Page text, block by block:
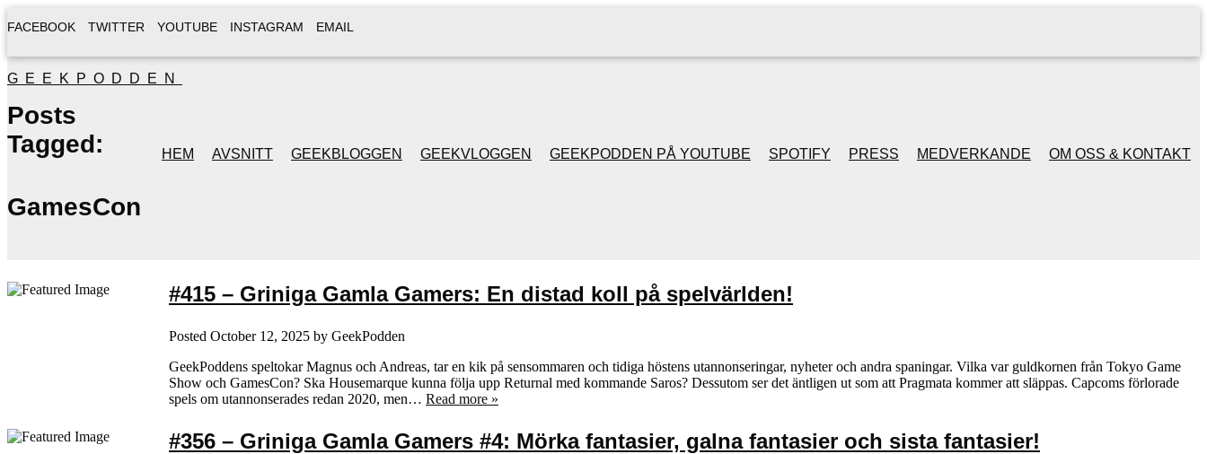
FACEBOOK TWITTER YOUTUBE INSTAGRAM EMAIL
GEEKPODDEN
HEM AVSNITT GEEKBLOGGEN GEEKVLOGGEN GEEKPODDEN PÅ YOUTUBE
& FILIPH
JULSPECIALER 2013
SPOTIFY PRESS MEDVERKANDE OM OSS & KONTAKT
Posts
Tagged:
GamesCon
#415 – Griniga Gamla Gamers: En distad koll på spelvärlden!
Posted October 12, 2025 by GeekPodden
GeekPoddens speltokar Magnus och Andreas, tar en kik på sensommaren och tidiga höstens utannonseringar, nyheter och andra spaningar. Vilka var guldkornen från Tokyo Game
Show och GamesCon? Ska Housemarque kunna följa upp Returnal med kommande Saros? Dessutom ser det äntligen ut som att Pragmata kommer att släppas. Capcoms förlorade
spels om utannonserades redan 2020, men… Read more »
#356 – Griniga Gamla Gamers #4: Mörka fantasier, galna fantasier och sista fantasier!